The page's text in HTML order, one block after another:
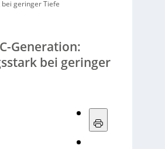
geringer Tiefe
Generation:
bei geringer